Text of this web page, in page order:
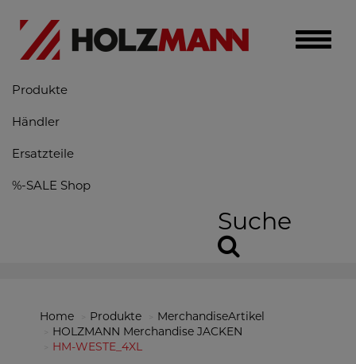
Toggle
Produkte
Händler
Ersatzteile
%-SALE Shop
Suche
Home Produkte
MerchandiseArtikel
HOLZMANN Merchandise JACKEN
HM-WESTE_4XL